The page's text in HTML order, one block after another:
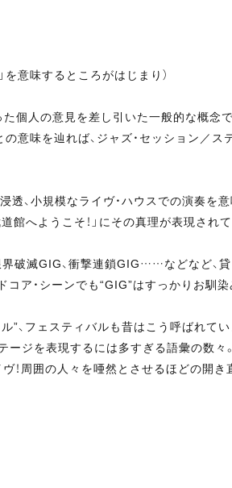
意味するところがはじまり）
人の意見を差し引いた一般的な概念で
意味を辿れば、ジャズ・セッション／
、小規模なライヴ・ハウスでの演奏を
道館へようこそ！」にその真理が表現され
破滅GIG、衝撃連鎖GIG……などなど、
ア・シーンでも“GIG”はすっかりお馴染
フェスティバルも昔はこう呼ばれてい
ージを表現するには多すぎる語彙の数
！周囲の人々を唖然とさせるほどの開き